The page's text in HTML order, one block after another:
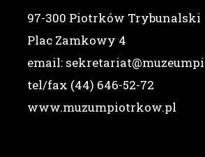
97-300 Piotrków Trybunalski
Plac Zamkowy 4
email:
tel/fax (44) 646-52-72
www.muzumpiotrkow.pl